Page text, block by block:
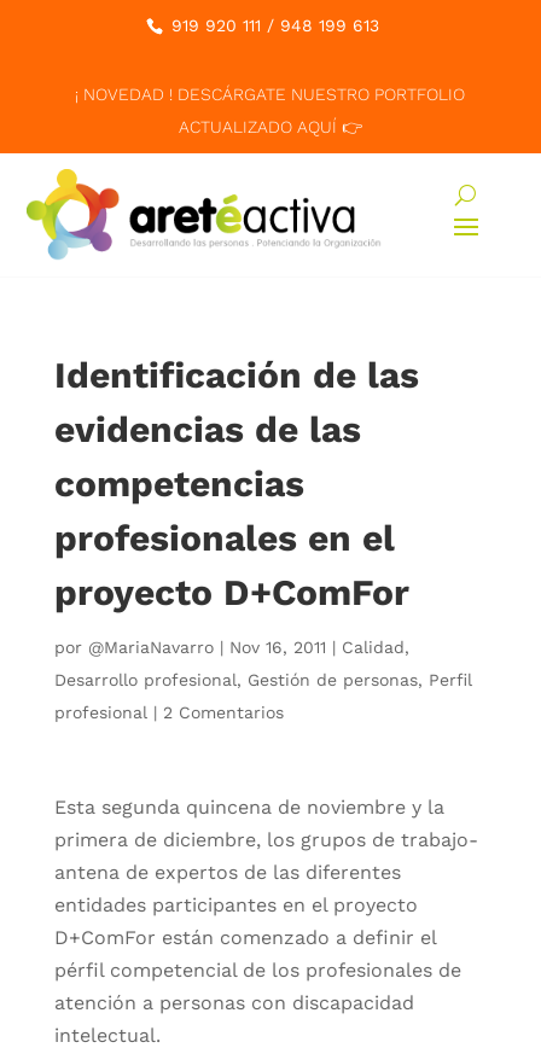
919 920 111 / 948 199 613
¡ NOVEDAD ! DESCÁRGATE NUESTRO PORTFOLIO
ACTUALIZADO AQUÍ 👉
Identificación de las
evidencias de las
competencias
profesionales en el
proyecto D+ComFor
por @MariaNavarro| Nov 16, 2011 | Calidad,
Desarrollo profesional, Gestión de personas, Perfil
profesional | 2 Comentarios
Esta segunda quincena de noviembre y la
primera de diciembre, los grupos de trabajo-
antena de expertos de las diferentes
entidades participantes en el proyecto
D+ComFor están comenzado a definir el
pérfil competencial de los profesionales de
atención a personas con discapacidad
intelectual.